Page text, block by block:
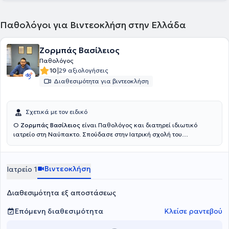
Παθολόγοι για Βιντεοκλήση στην Ελλάδα
Ζορμπάς Βασίλειος
Παθολόγος
10|29 αξιολογήσεις
Διαθεσιμότητα για βιντεοκλήση
Σχετικά με τον ειδικό
Ο Ζορμπάς Βασίλειος είναι Παθολόγος και διατηρεί ιδιωτικό
ιατρείο στη Ναύπακτο. Σπούδασε στην Ιατρική σχολή του
ως Ιατρός υπηρεσίας υπαίθρου στο Γενικό Νοσοκομείο
Πλατάνου . Ειδικεύτηκε στην Παθολογία στο Πανεπιστημιακό Γενικό
Νοσοκομείο Πατρών και μετεκπαιδεύτηκε στην Κλινική Ηπατολογία
κατόπιν συμμετοχής στο 16ο σχολείο της Ελληνικής Εταιρείας
Μελέτης Ήπατος
Ιατρείο 1 Βιντεοκλήση
Διαθεσιμότητα εξ αποστάσεως
Επόμενη διαθεσιμότητα
Κλείσε ραντεβού